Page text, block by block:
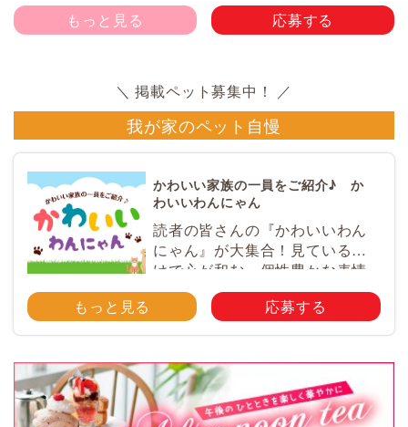
もっと見る 応募する
我が家のペット自慢
かわいい家族の一員をご紹介♪ か
わいいわんにゃん
読者の皆さんの『かわいいわん
にゃん』が大集合！見ているだ
けで心が和む、個性豊かな表情
やとっておきのエピソードが満
載♪ ペットのかわいい写真を大
話・スマホ等で撮影 […]
もっと見る 応募する